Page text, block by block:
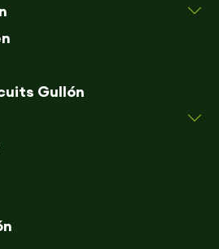
Gullón